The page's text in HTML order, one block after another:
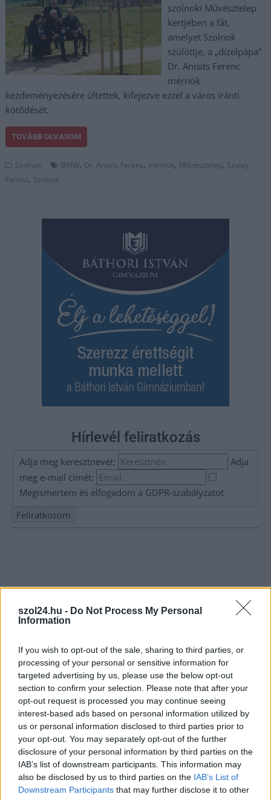
szol24.hu - Do Not Process My Personal
Information
If you wish to opt-out of the sale, sharing to third parties, or
processing of your personal or sensitive information for
targeted advertising by us, please use the below opt-out
section to confirm your selection. Please note that after your
opt-out request is processed you may continue seeing
interest-based ads based on personal information utilized by
us or personal information disclosed to third parties prior to
your opt-out. You may separately opt-out of the further
disclosure of your personal information by third parties on the
IAB’s list of downstream participants. This information may
also be disclosed by us to third parties on the IAB’s List of
Downstream Participants that may further disclose it to other
szolnoki Művésztelep
kertjében a fát,
amelyet Szolnok
szülöttje, a „dízelpápa”
Dr. Anisits Ferenc
mérnök
kezdeményezésére ültettek, kifejezve ezzel a város iránti
kötődését.
TOVÁBB OLVASOM
Szolnok BMW, Dr. Anisits Ferenc, mérnök, Művésztelep, Szalay
Ferenc, Szolnok
Hírlevél feliratkozás
Adja meg keresztnevét:
Adja
meg e-mail címét:
Megismertem és elfogadom a GDPR-szabályzatot
A SZOL24 legfrissebb 24 cikke
Elromlott a biztosítóberendezés a ceglédi vasútvonalon,
alapos késések alakultak ki a menetrendhez képest,
kimaradás is előfordult
Ön szerint hogy készül a hamisítatlan szolnoki habos isler?
Országos ellenőrzés indult a hazai akkumulátoripari
üzemekben
Az idei év leglassabb növekedését hozta a június a
kiskereskedelemben
Györfi Mihály több tucat vállalkozással egyeztetett a